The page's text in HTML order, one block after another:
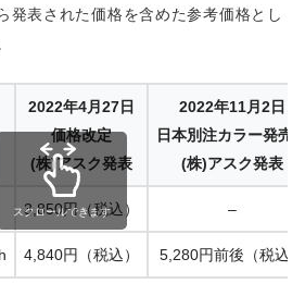
発表された価格を含めた参考価格とし
2022年4月27日
価格改定
(株)アスク発表
2022年11月2日
日本別注カラー発売
(株)アスク発表
3,850円（税込） –
4,840円（税込） 5,280円前後（税込）
スクロールできます